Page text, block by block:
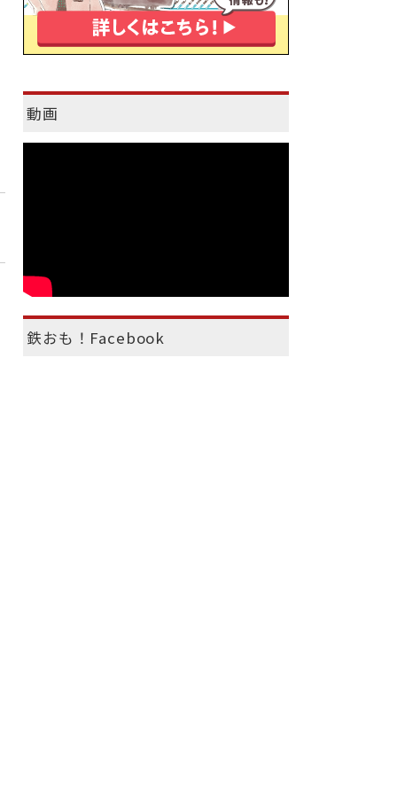
動画
鉄おも！Facebook